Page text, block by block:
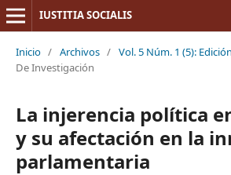
IUSTITIA SOCIALIS
Inicio / Archivos / Vol. 5 Núm. 1 (5):
De Investigación
La injerencia política
y su afectación en la
parlamentaria